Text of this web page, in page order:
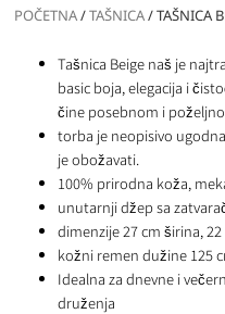
POČETNA/TAŠNICA/ TAŠNICA
Tašnica Beige naš je
basic boja, elegacija i
čine posebnom i
torba je neopisivo
je obožavati.
100% prirodna koža,
unutarnji džep sa
dimenzije 27 cm širina,
kožni remen dužine 125
Idealna za dnevne i
druženja